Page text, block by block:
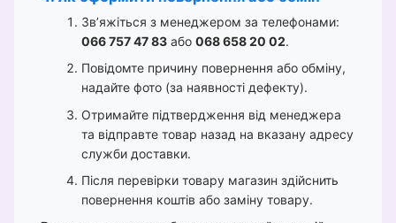
Зв’яжіться з менеджером за телефонами:
066 757 47 83 або 068 658 20 02.
Повідомте причину повернення або обміну,
надайте фото (за наявності дефекту).
Отримайте підтвердження від менеджера
та відправте товар назад на вказану адресу
служби доставки.
Після перевірки товару магазин здійснить
повернення коштів або заміну товару.